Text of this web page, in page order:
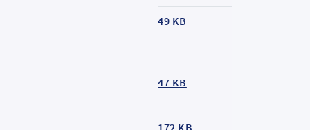
49 KB
47 KB
172 KB